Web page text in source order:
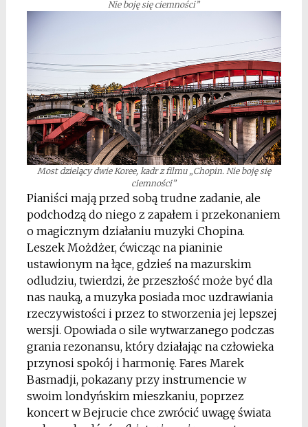
Nie boję się ciemności”
Most dzielący dwie Koree, kadr z filmu „Chopin. Nie boję się
ciemności”
Pianiści mają przed sobą trudne zadanie, ale
podchodzą do niego z zapałem i przekonaniem
o magicznym działaniu muzyki Chopina.
Leszek Możdżer, ćwicząc na pianinie
ustawionym na łące, gdzieś na mazurskim
odludziu, twierdzi, że przeszłość może być dla
nas nauką, a muzyka posiada moc uzdrawiania
rzeczywistości i przez to stworzenia jej lepszej
wersji. Opowiada o sile wytwarzanego podczas
grania rezonansu, który działając na człowieka
przynosi spokój i harmonię. Fares Marek
Basmadji, pokazany przy instrumencie w
swoim londyńskim mieszkaniu, poprzez
koncert w Bejrucie chce zwrócić uwagę świata